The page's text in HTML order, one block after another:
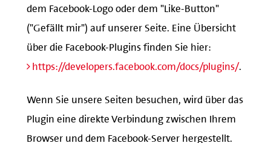
dem Facebook-Logo oder dem "Like-Button"
("Gefällt mir") auf unserer Seite. Eine Übersicht
über die Facebook-Plugins finden Sie hier:
https://developers.facebook.com/docs/plugins/.
Wenn Sie unsere Seiten besuchen, wird über das
Plugin eine direkte Verbindung zwischen Ihrem
Browser und dem Facebook-Server hergestellt.